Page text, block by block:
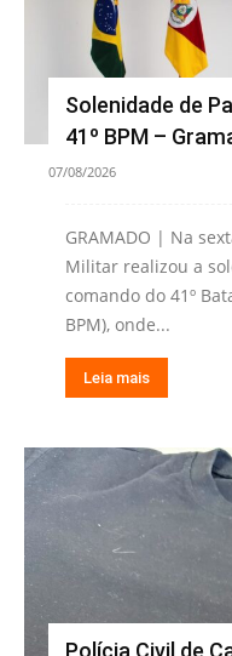
Solenidade de
41º BPM –
07/08/2026
GRAMADO | Na
Militar realizou a
comando do 41º
BPM), onde...
Leia mais
Polícia Civil de